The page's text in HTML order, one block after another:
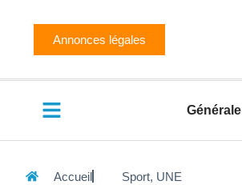
Annonces légales
Générale
Accueil Sport, UNE